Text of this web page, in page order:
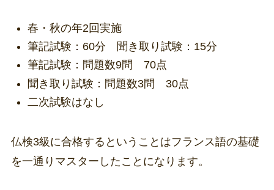
春・秋の年2回実施
筆記試験：60分 聞き取り試験：15分
筆記試験：問題数9問 70点
聞き取り試験：問題数3問 30点
二次試験はなし
仏検3級に合格するということはフランス語の基礎
を一通りマスターしたことになります。